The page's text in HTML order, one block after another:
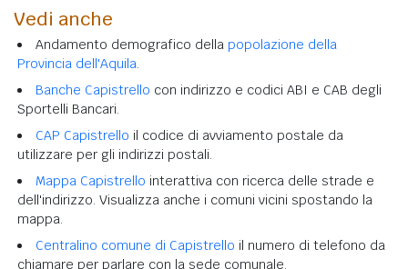
Vedi anche
Andamento demografico della popolazione della
Provincia dell'Aquila.
Banche Capistrello con indirizzo e codici ABI e CAB degli
Sportelli Bancari.
CAP Capistrello il codice di avviamento postale da
utilizzare per gli indirizzi postali.
Mappa Capistrello interattiva con ricerca delle strade e
dell'indirizzo. Visualizza anche i comuni vicini spostando la
mappa.
Centralino comune di Capistrello il numero di telefono da
chiamare per parlare con la sede comunale.